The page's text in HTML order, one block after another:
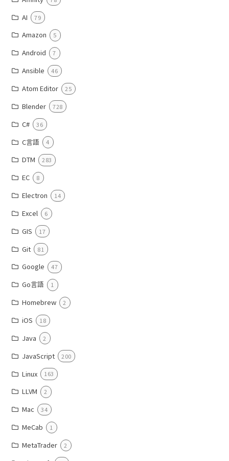
AI 79
Amazon 5
Android 7
Ansible 46
Atom Editor 25
Blender 728
C# 36
C言語 4
DTM 283
EC 8
Electron 14
Excel 6
GIS 17
Git 81
Google 47
Go言語 1
Homebrew 2
iOS 18
Java 2
JavaScript 200
Linux 163
LLVM 2
Mac 34
MeCab 1
MetaTrader 2